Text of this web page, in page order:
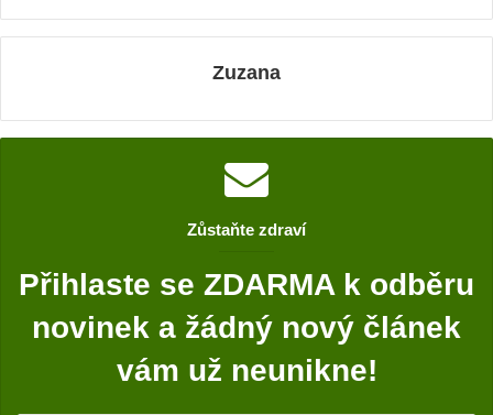
Zuzana
Zůstaňte zdraví
Přihlaste se ZDARMA k odběru
novinek a žádný nový článek
vám už neunikne!